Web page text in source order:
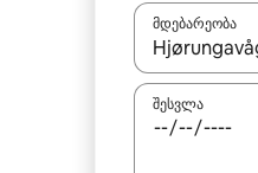
მდებარეობა
როცა
შესვლა